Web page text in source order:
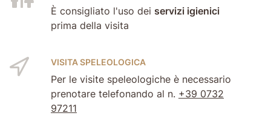
È consigliato l'uso dei servizi igienici
prima della visita
VISITA SPELEOLOGICA
Per le visite speleologiche è necessario
prenotare telefonando al n. +39 0732
97211